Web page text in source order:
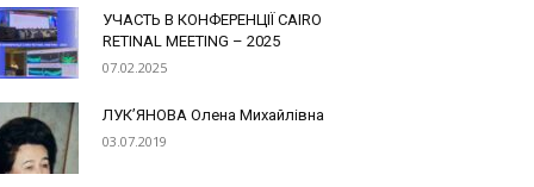
УЧАСТЬ В КОНФЕРЕНЦІЇ CAIRO
RETINAL MEETING – 2025
07.02.2025
ЛУК’ЯНОВА Олена Михайлівна
03.07.2019